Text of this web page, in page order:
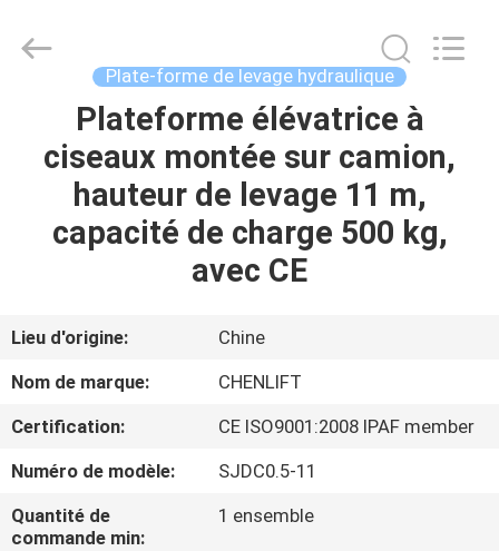
MAISON
À
PROPOS
DE
VISITE
MACHINERY
Plate-forme de levage hydraulique
Plateforme élévatrice à
ciseaux montée sur camion,
hauteur de levage 11 m,
capacité de charge 500 kg,
avec CE
Lieu d'origine:
Chine
Nom de marque:
CHENLIFT
Certification:
CE ISO9001:2008 IPAF member
Numéro de modèle:
SJDC0.5-11
Quantité de
commande min:
1 ensemble